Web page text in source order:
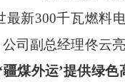
最新300千瓦燃料
司副总经理佟云亮
‘疆煤外运’提供绿色